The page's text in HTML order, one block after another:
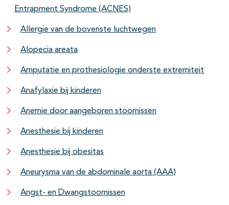
Entrapment Syndrome (ACNES)
Allergie van de bovenste luchtwegen
Alopecia areata
Amputatie en prothesiologie onderste extremiteit
Anafylaxie bij kinderen
Anemie door aangeboren stoornissen
Anesthesie bij kinderen
Anesthesie bij obesitas
Aneurysma van de abdominale aorta (AAA)
Angst- en Dwangstoornissen